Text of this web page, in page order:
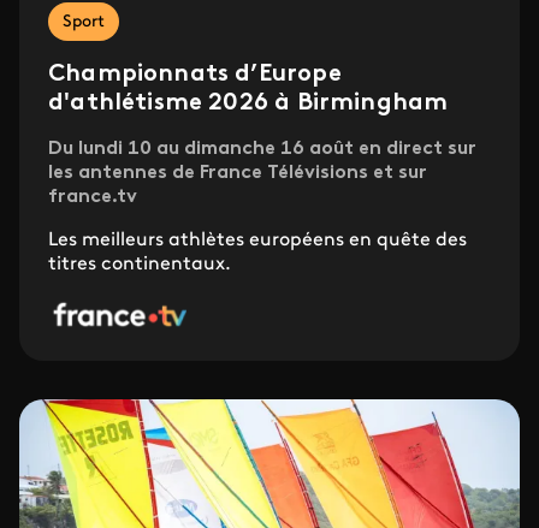
Sport
Championnats d’Europe
d'athlétisme 2026 à Birmingham
Du lundi 10 au dimanche 16 août en direct sur
les antennes de France Télévisions et sur
france.tv
Les meilleurs athlètes européens en quête des
titres continentaux.